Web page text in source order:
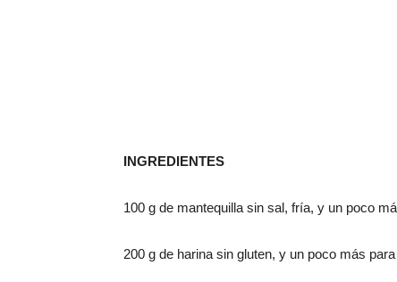
INGREDIENTES
100 g de mantequilla sin sal, fría, y un poco
200 g de harina sin gluten, y un poco más